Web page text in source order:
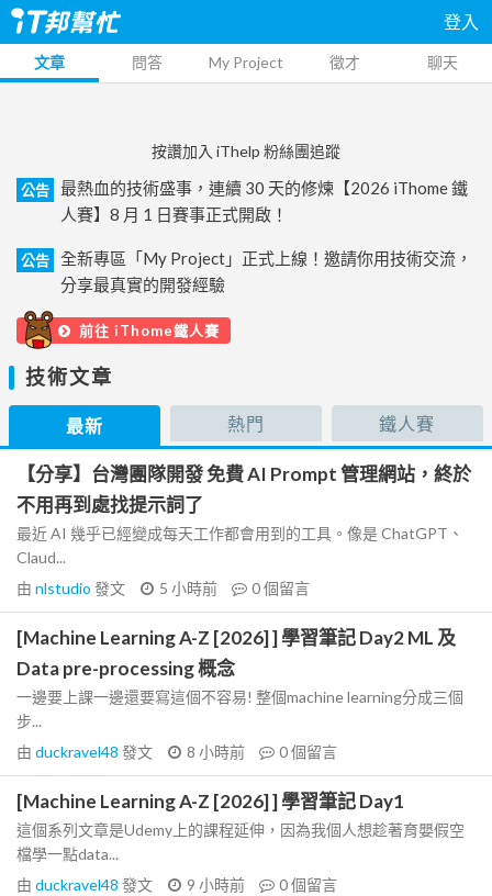
登入
文章 問答 My Project 徵才 聊天
按讚加入 iThelp 粉絲團追蹤
公告
最熱血的技術盛事，連續 30 天的修煉【2026 iThome 鐵
人賽】8 月 1 日賽事正式開啟！
公告
全新專區「My Project」正式上線！邀請你用技術交流，
分享最真實的開發經驗
前往 iThome鐵人賽
技術文章
最新 熱門 鐵人賽
【分享】台灣團隊開發 免費 AI Prompt 管理網站，終於
不用再到處找提示詞了
最近 AI 幾乎已經變成每天工作都會用到的工具。像是 ChatGPT、
Claud...
由 nlstudio 發文 5 小時前 0個留言
[Machine Learning A-Z [2026] ] 學習筆記 Day2 ML 及
Data pre-processing 概念
一邊要上課一邊還要寫這個不容易! 整個machine learning分成三個
步...
由 duckravel48 發文 8 小時前 0個留言
[Machine Learning A-Z [2026] ] 學習筆記 Day1
這個系列文章是Udemy上的課程延伸，因為我個人想趁著育嬰假空
檔學一點data...
由 duckravel48 發文 9 小時前 0個留言